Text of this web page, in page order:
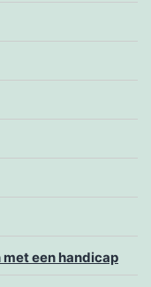
een handicap